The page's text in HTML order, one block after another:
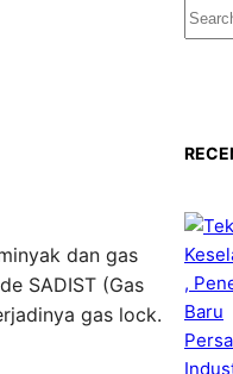
dan gas
SADIST (Gas
gas lock.
S
e